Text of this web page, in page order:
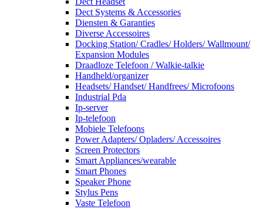
Dect Systems & Accessories
Diensten & Garanties
Diverse Accessoires
Docking Station/ Cradles/ Holders/ Wallmount/
Expansion Modules
Draadloze Telefoon / Walkie-talkie
Handheld/organizer
Headsets/ Handset/ Handfrees/ Microfoons
Industrial Pda
Ip-server
Ip-telefoon
Mobiele Telefoons
Power Adapters/ Opladers/ Accessoires
Screen Protectors
Smart Appliances/wearable
Smart Phones
Speaker Phone
Stylus Pens
Vaste Telefoon